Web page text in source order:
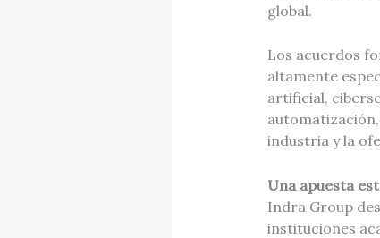
global.
Los acuerdos
altamente
artificial,
industria y la
Una apuesta
Indra Group
instituciones